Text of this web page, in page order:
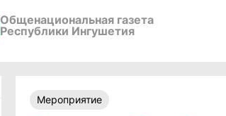
Общенациональная газета
Республики Ингушетия
Мероприятие